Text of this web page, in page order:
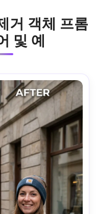
거 객체 프롬
및 예